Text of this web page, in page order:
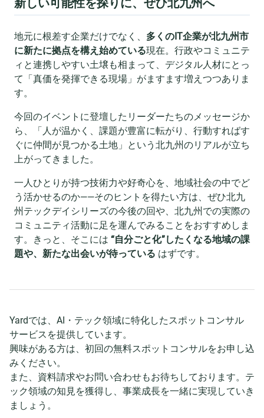
地元に根差す企業だけでなく、 多くのIT企業が北九州市
に新たに拠点を構え始めている現在。行政やコミュニテ
ィと連携しやすい土壌も相まって、デジタル人材にとっ
て「真価を発揮できる現場」がますます増えつつありま
す。
今回のイベントに登壇したリーダーたちのメッセージか
ら、「人が温かく、課題が豊富に転がり、行動すればす
ぐに仲間が見つかる土地」という北九州のリアルが立ち
上がってきました。
一人ひとりが持つ技術力や好奇心を、地域社会の中でど
う活かせるのか——そのヒントを得たい方は、ぜひ北九
州テックデイシリーズの今後の回や、北九州での実際の
コミュニティ活動に足を運んでみることをおすすめしま
す。きっと、そこには “自分ごと化”したくなる地域の課
題や、新たな出会いが待っている はずです。
Yardでは、AI・テック領域に特化したスポットコンサル
サービスを提供しています。
興味がある方は、初回の無料スポットコンサルをお申し込
みください。
また、資料請求やお問い合わせもお待ちしております。テ
ック領域の知見を獲得し、事業成長を一緒に実現していき
ましょう。